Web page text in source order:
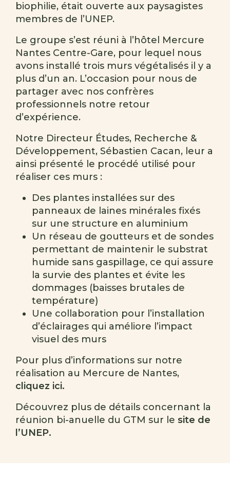
biophilie, était ouverte aux paysagistes
membres de l’UNEP.
Le groupe s’est réuni à l’hôtel Mercure
Nantes Centre-Gare, pour lequel nous
avons installé trois murs végétalisés il y a
plus d’un an. L’occasion pour nous de
partager avec nos confrères
professionnels notre retour
d’expérience.
Notre Directeur Études, Recherche &
Développement, Sébastien Cacan, leur a
ainsi présenté le procédé utilisé pour
réaliser ces murs :
Des plantes installées sur des
panneaux de laines minérales fixés
sur une structure en aluminium
Un réseau de goutteurs et de sondes
permettant de maintenir le substrat
humide sans gaspillage, ce qui assure
la survie des plantes et évite les
dommages (baisses brutales de
température)
Une collaboration pour l’installation
d’éclairages qui améliore l’impact
visuel des murs
Pour plus d’informations sur notre
réalisation au Mercure de Nantes,
cliquez ici.
Découvrez plus de détails concernant la
réunion bi-anuelle du GTM sur le site de
l’UNEP.